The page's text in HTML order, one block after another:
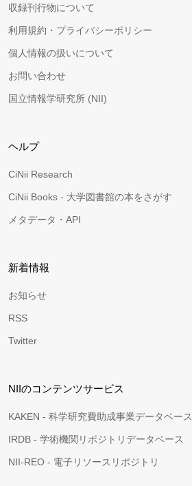
収録刊行物について
利用規約・プライバシーポリシー
個人情報の扱いについて
お問い合わせ
国立情報学研究所 (NII)
ヘルプ
CiNii Research
CiNii Books - 大学図書館の本をさがす
メタデータ・API
新着情報
お知らせ
RSS
Twitter
NIIのコンテンツサービス
KAKEN - 科学研究費助成事業データベース
IRDB - 学術機関リポジトリデータベース
NII-REO - 電子リソースリポジトリ